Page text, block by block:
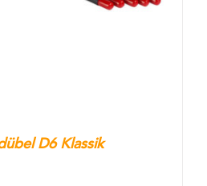
D6 Klassik